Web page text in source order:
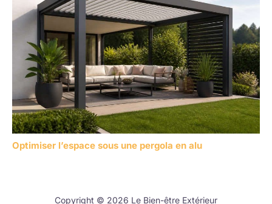
Optimiser l’espace sous une pergola en alu
Copyright © 2026 Le Bien-être Extérieur